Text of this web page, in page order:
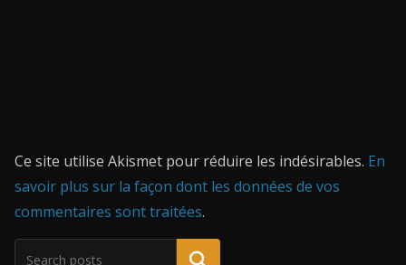
Ce site utilise Akismet pour réduire les indésirables. En
savoir plus sur la façon dont les données de vos
commentaires sont traitées.